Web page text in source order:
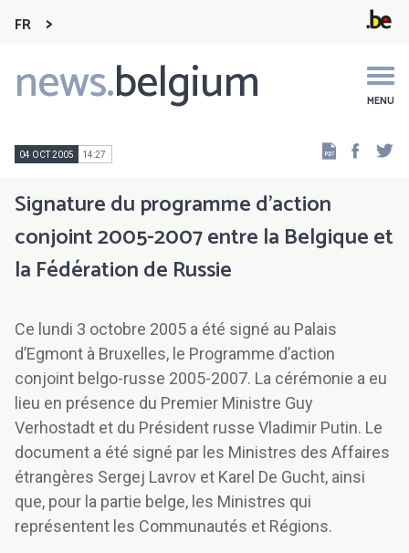
FR
news.belgium MENU
Main
navigation
04 OCT 2005 14:27
Signature du programme d’action
conjoint 2005-2007 entre la Belgique et
la Fédération de Russie
Ce lundi 3 octobre 2005 a été signé au Palais
d’Egmont à Bruxelles, le Programme d’action
conjoint belgo-russe 2005-2007. La cérémonie a eu
lieu en présence du Premier Ministre Guy
Verhostadt et du Président russe Vladimir Putin. Le
document a été signé par les Ministres des Affaires
étrangères Sergej Lavrov et Karel De Gucht, ainsi
que, pour la partie belge, les Ministres qui
représentent les Communautés et Régions.